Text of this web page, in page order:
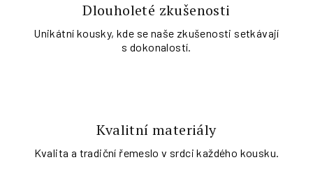
Dlouholeté zkušenosti
Unikátní kousky, kde se naše zkušenosti setkávají
s dokonalostí.
Kvalitní materiály
Kvalita a tradiční řemeslo v srdci každého kousku.